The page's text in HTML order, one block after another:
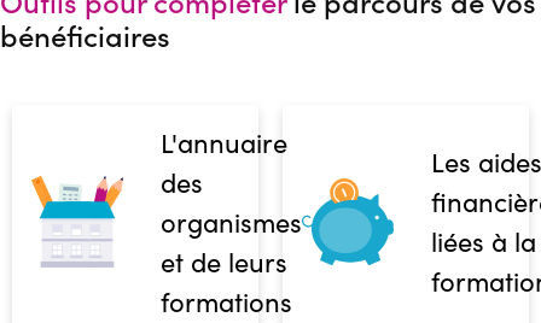
bénéficiaires
L'annuaire
des
organismes
et de leurs
formations
Les aides
liées à la